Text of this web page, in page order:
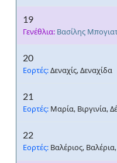
19
Γενέθλια: Βασίλης
20
Εορτές:Δεναχίς, Δεναχίδα
21
Εορτές: Μαρία, Βιργινία,
22
Εορτές: Βαλέριος,